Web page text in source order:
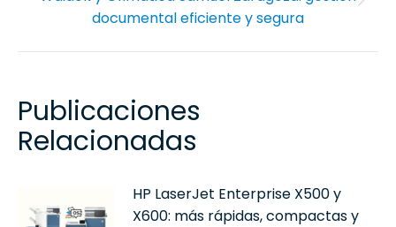
Publicación
siguiente:
documental eficiente y segura
Publicaciones
Relacionadas
HP LaserJet Enterprise X500 y
X600: más rápidas, compactas y